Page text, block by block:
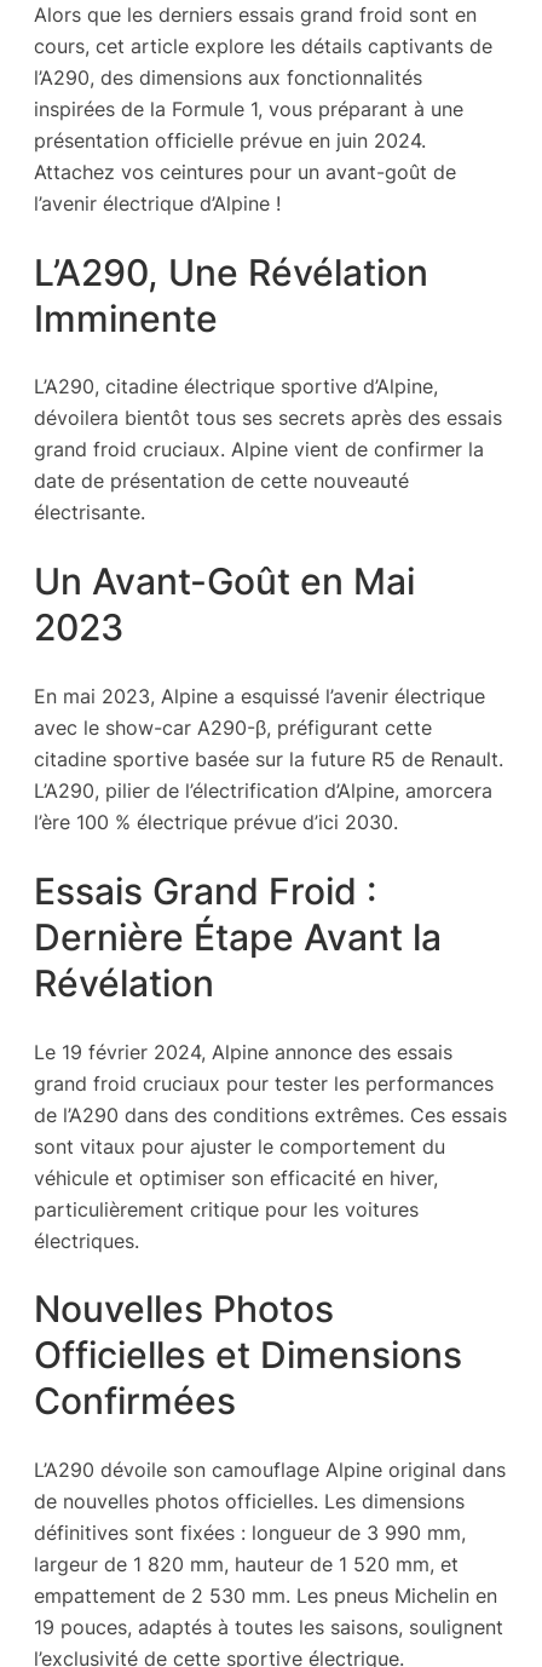
Alors que les derniers essais grand froid sont en
cours, cet article explore les détails captivants de
l’A290, des dimensions aux fonctionnalités
inspirées de la Formule 1, vous préparant à une
présentation officielle prévue en juin 2024.
Attachez vos ceintures pour un avant-goût de
l’avenir électrique d’Alpine !
L’A290, Une Révélation
Imminente
L’A290, citadine électrique sportive d’Alpine,
dévoilera bientôt tous ses secrets après des essais
grand froid cruciaux. Alpine vient de confirmer la
date de présentation de cette nouveauté
électrisante.
Un Avant-Goût en Mai
2023
En mai 2023, Alpine a esquissé l’avenir électrique
avec le show-car A290-β, préfigurant cette
citadine sportive basée sur la future R5 de Renault.
L’A290, pilier de l’électrification d’Alpine, amorcera
l’ère 100 % électrique prévue d’ici 2030.
Essais Grand Froid :
Dernière Étape Avant la
Révélation
Le 19 février 2024, Alpine annonce des essais
grand froid cruciaux pour tester les performances
de l’A290 dans des conditions extrêmes. Ces essais
sont vitaux pour ajuster le comportement du
véhicule et optimiser son efficacité en hiver,
particulièrement critique pour les voitures
électriques.
Nouvelles Photos
Officielles et Dimensions
Confirmées
L’A290 dévoile son camouflage Alpine original dans
de nouvelles photos officielles. Les dimensions
définitives sont fixées : longueur de 3 990 mm,
largeur de 1 820 mm, hauteur de 1 520 mm, et
empattement de 2 530 mm. Les pneus Michelin en
19 pouces, adaptés à toutes les saisons, soulignent
l’exclusivité de cette sportive électrique.